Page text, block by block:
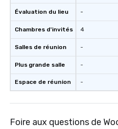
Évaluation du lieu
Chambres d'invités
Salles de réunion
Plus grande salle
Espace de réunion
-
4
-
-
-
Foire aux questions de